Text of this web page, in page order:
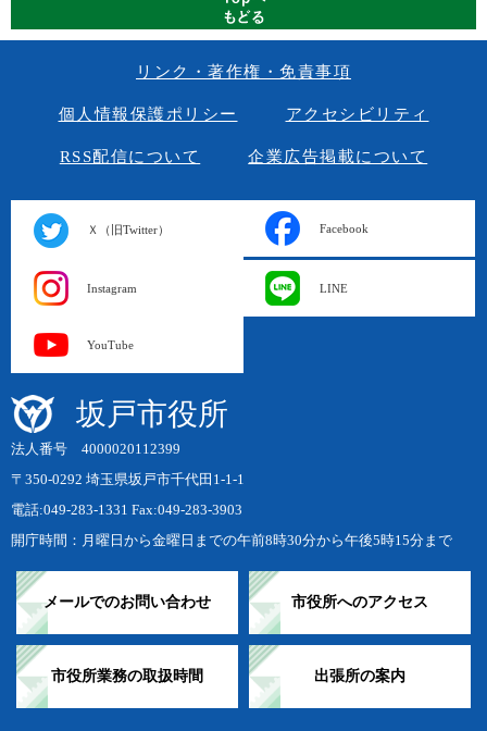
リンク・著作権・免責事項
個人情報保護ポリシー アクセシビリティ
RSS配信について 企業広告掲載について
Ｘ（旧Twitter） Facebook
Instagram LINE
YouTube
坂戸市役所
法人番号 4000020112399
〒350-0292 埼玉県坂戸市千代田1-1-1
電話:049-283-1331 Fax:049-283-3903
開庁時間：月曜日から金曜日までの午前8時30分から午後5時15分まで
メールでのお問い合わせ 市役所へのアクセス
市役所業務の取扱時間 出張所の案内